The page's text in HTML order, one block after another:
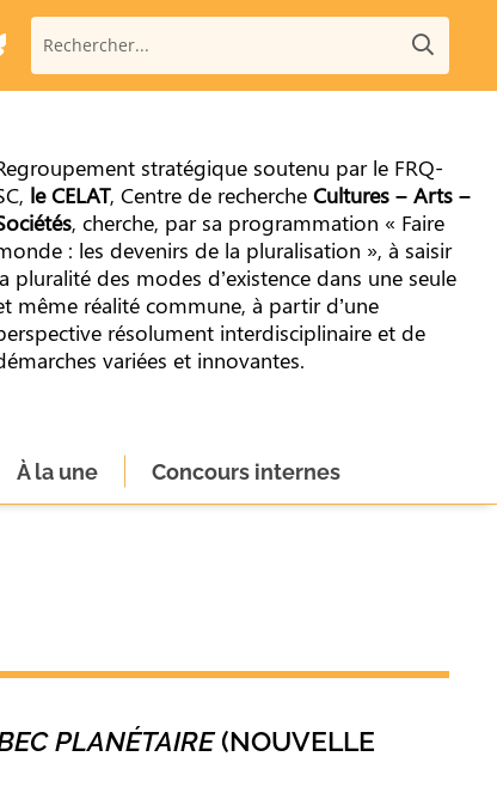
stratégique soutenu par le FRQ-
le CELAT, Centre de recherche Cultures – Arts –
, cherche, par sa programmation « Faire
: les devenirs de la pluralisation », à saisir
pluralité des modes d’existence dans une seule
même réalité commune, à partir d’une
résolument interdisciplinaire et de
variées et innovantes.
À la une Concours internes
PLANÉTAIRE(NOUVELLE